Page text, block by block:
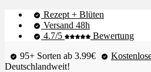
Rezept + Blüten
Versand 48h
4.7/5
Bewertung
95+ Sorten ab 3.99€
Deutschlandweit!